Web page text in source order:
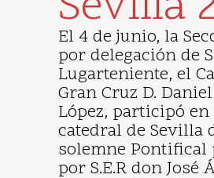
El 4 de junio, la
por delegación de
Lugarteniente, el
Gran Cruz D.
López, participó en
catedral de Sevilla
solemne Pontifical
por S.E.R don José